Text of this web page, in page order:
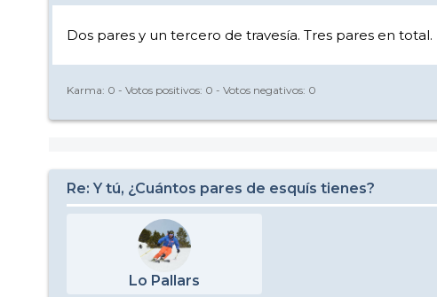
Dos pares y un tercero de travesía. Tres pares en
Karma: 0 - Votos positivos: 0 - Votos negativos: 0
Re: Y tú, ¿Cuántos pares de esquís tienes?
Lo Pallars